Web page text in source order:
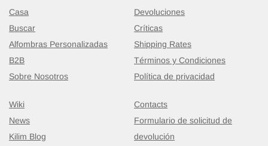
Casa
Buscar
Alfombras Personalizadas
B2B
Sobre Nosotros
Devoluciones
Críticas
Shipping Rates
Términos y Condiciones
Política de privacidad
Wiki
News
Kilim Blog
Contacts
Formulario de solicitud de
devolución